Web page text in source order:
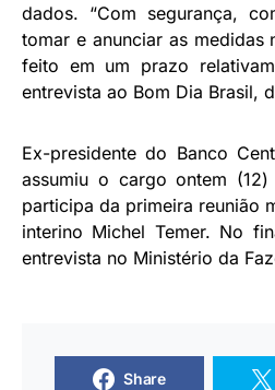
dados. “Com segurança,
tomar e anunciar as medidas
feito em um prazo
entrevista ao Bom Dia Brasil,
Ex-presidente do Banco
assumiu o cargo ontem
participa da primeira reunião
interino Michel Temer. No
entrevista no Ministério da
Share